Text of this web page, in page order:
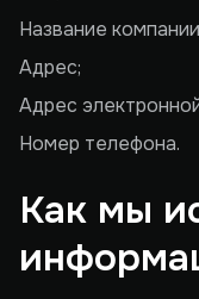
Название
Адрес;
Адрес
Номер телефона.
Как мы